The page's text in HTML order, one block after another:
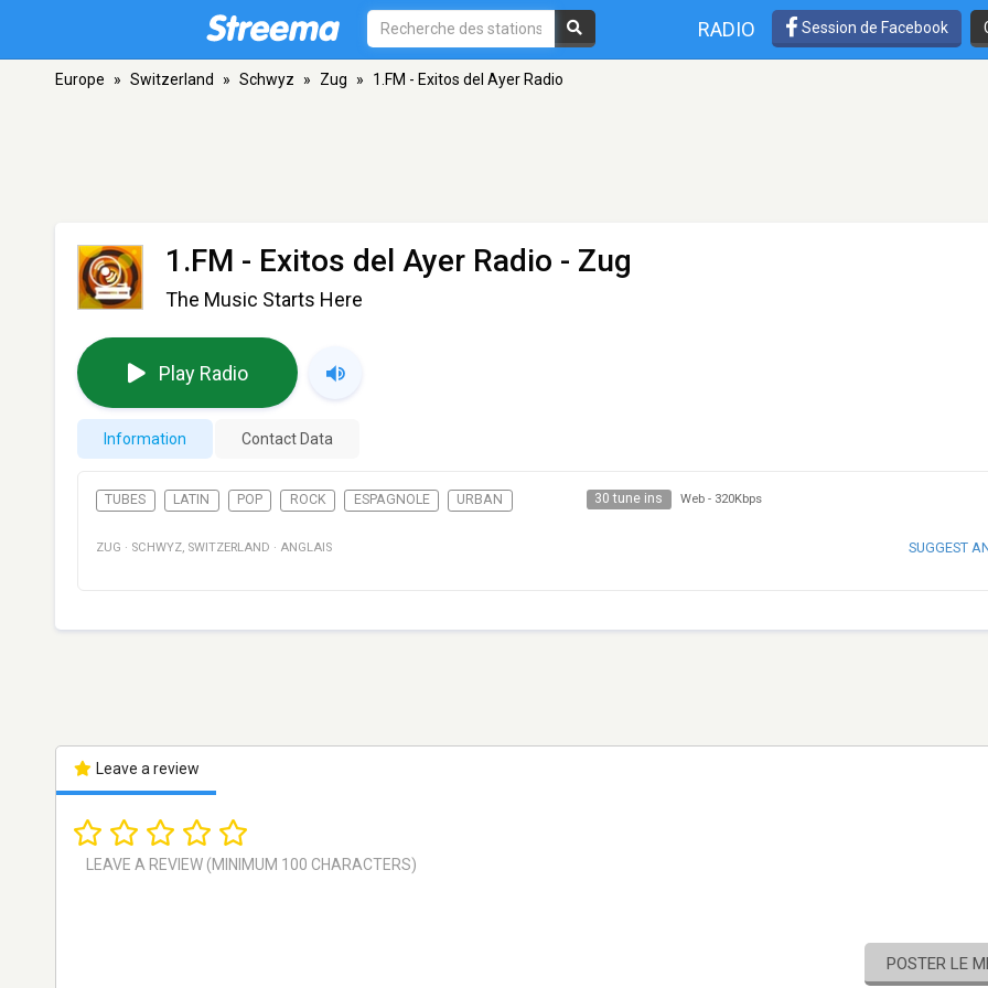
RADIO Session de Facebook
Europe » Switzerland » Schwyz » Zug » 1.FM - Exitos del Ayer Radio
1.FM - Exitos del Ayer Radio - Zug
The Music Starts Here
Play Radio
Information Contact Data
TUBES LATIN POP ROCK ESPAGNOLE URBAN 30 tune ins Web - 320Kbps
ZUG · SCHWYZ, SWITZERLAND · ANGLAIS SUGGEST
Leave a review
POSTER LE